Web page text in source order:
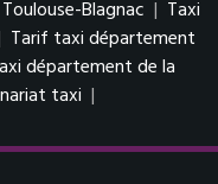
Blagnac | Taxi
Tarif taxi département
département de la
taxi |